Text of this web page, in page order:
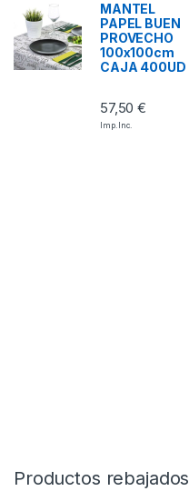
MANTEL
PAPEL BUEN
PROVECHO
100x100cm
CAJA 400UD
57,50€
Imp. Inc.
Productos rebajados